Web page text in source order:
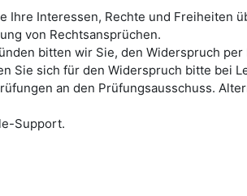
Interessen, Rechte und Freiheiten
von Rechtsansprüchen.
bitten wir Sie, den Widerspruch per
Sie sich für den Widerspruch bitte bei
an den Prüfungsausschuss.
Support.